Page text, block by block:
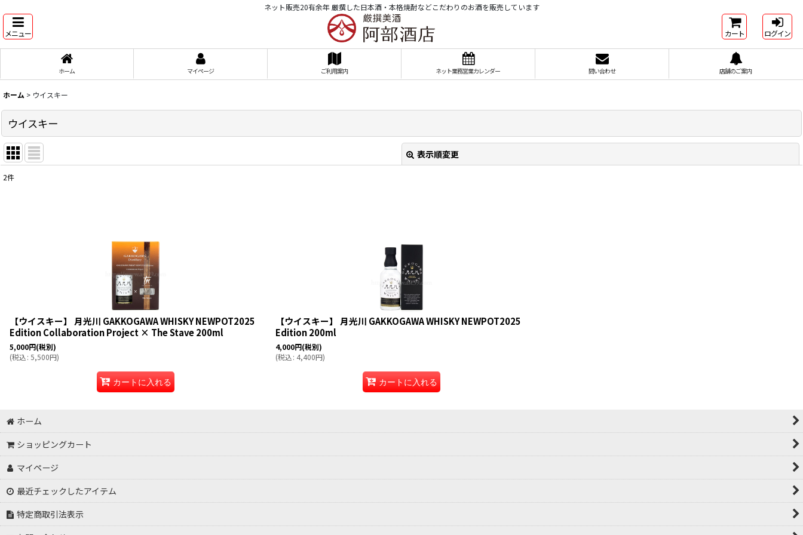
ネット販売20有余年 厳撰した日本酒・本格焼酎などこだわりのお酒を販売しています
メニュー カート ログイン
ホーム マイページ ご利用案内 ネット業務営業カレンダー 問い合わせ 店舗のご案内
ホーム > ウイスキー
ウイスキー
表示順変更
絞り込む
2件
【ウイスキー】 月光川 GAKKOGAWA WHISKY NEWPOT2025
Edition Collaboration Project × The Stave 200ml
5,000円(税別)
(税込: 5,500円)
カートに入れる
【ウイスキー】 月光川 GAKKOGAWA WHISKY NEWPOT2025
Edition 200ml
4,000円(税別)
(税込: 4,400円)
カートに入れる
ホーム
ショッピングカート
マイページ
最近チェックしたアイテム
特定商取引法表示